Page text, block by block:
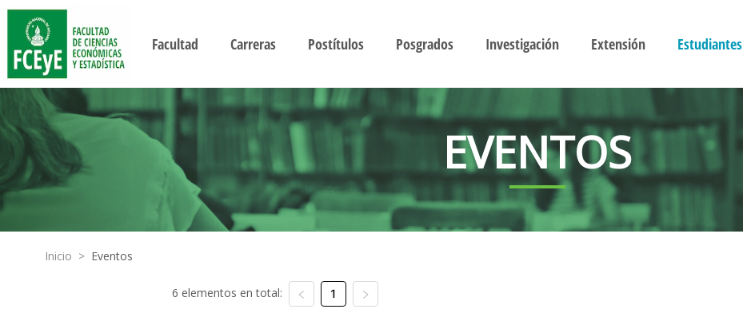
Facultad Carreras Postítulos Posgrados Investigación Extensión Estudiantes
EVENTOS
Inicio > Eventos
6 elementos en total: 1